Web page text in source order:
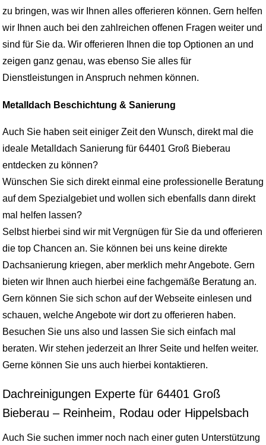
zu bringen, was wir Ihnen alles offerieren können. Gern helfen
wir Ihnen auch bei den zahlreichen offenen Fragen weiter und
sind für Sie da. Wir offerieren Ihnen die top Optionen an und
zeigen ganz genau, was ebenso Sie alles für
Dienstleistungen in Anspruch nehmen können.
Metalldach Beschichtung & Sanierung
Auch Sie haben seit einiger Zeit den Wunsch, direkt mal die
ideale Metalldach Sanierung für 64401 Groß Bieberau
entdecken zu können?
Wünschen Sie sich direkt einmal eine professionelle Beratung
auf dem Spezialgebiet und wollen sich ebenfalls dann direkt
mal helfen lassen?
Selbst hierbei sind wir mit Vergnügen für Sie da und offerieren
die top Chancen an. Sie können bei uns keine direkte
Dachsanierung kriegen, aber merklich mehr Angebote. Gern
bieten wir Ihnen auch hierbei eine fachgemäße Beratung an.
Gern können Sie sich schon auf der Webseite einlesen und
schauen, welche Angebote wir dort zu offerieren haben.
Besuchen Sie uns also und lassen Sie sich einfach mal
beraten. Wir stehen jederzeit an Ihrer Seite und helfen weiter.
Gerne können Sie uns auch hierbei kontaktieren.
Dachreinigungen Experte für 64401 Groß
Bieberau – Reinheim, Rodau oder Hippelsbach
Auch Sie suchen immer noch nach einer guten Unterstützung